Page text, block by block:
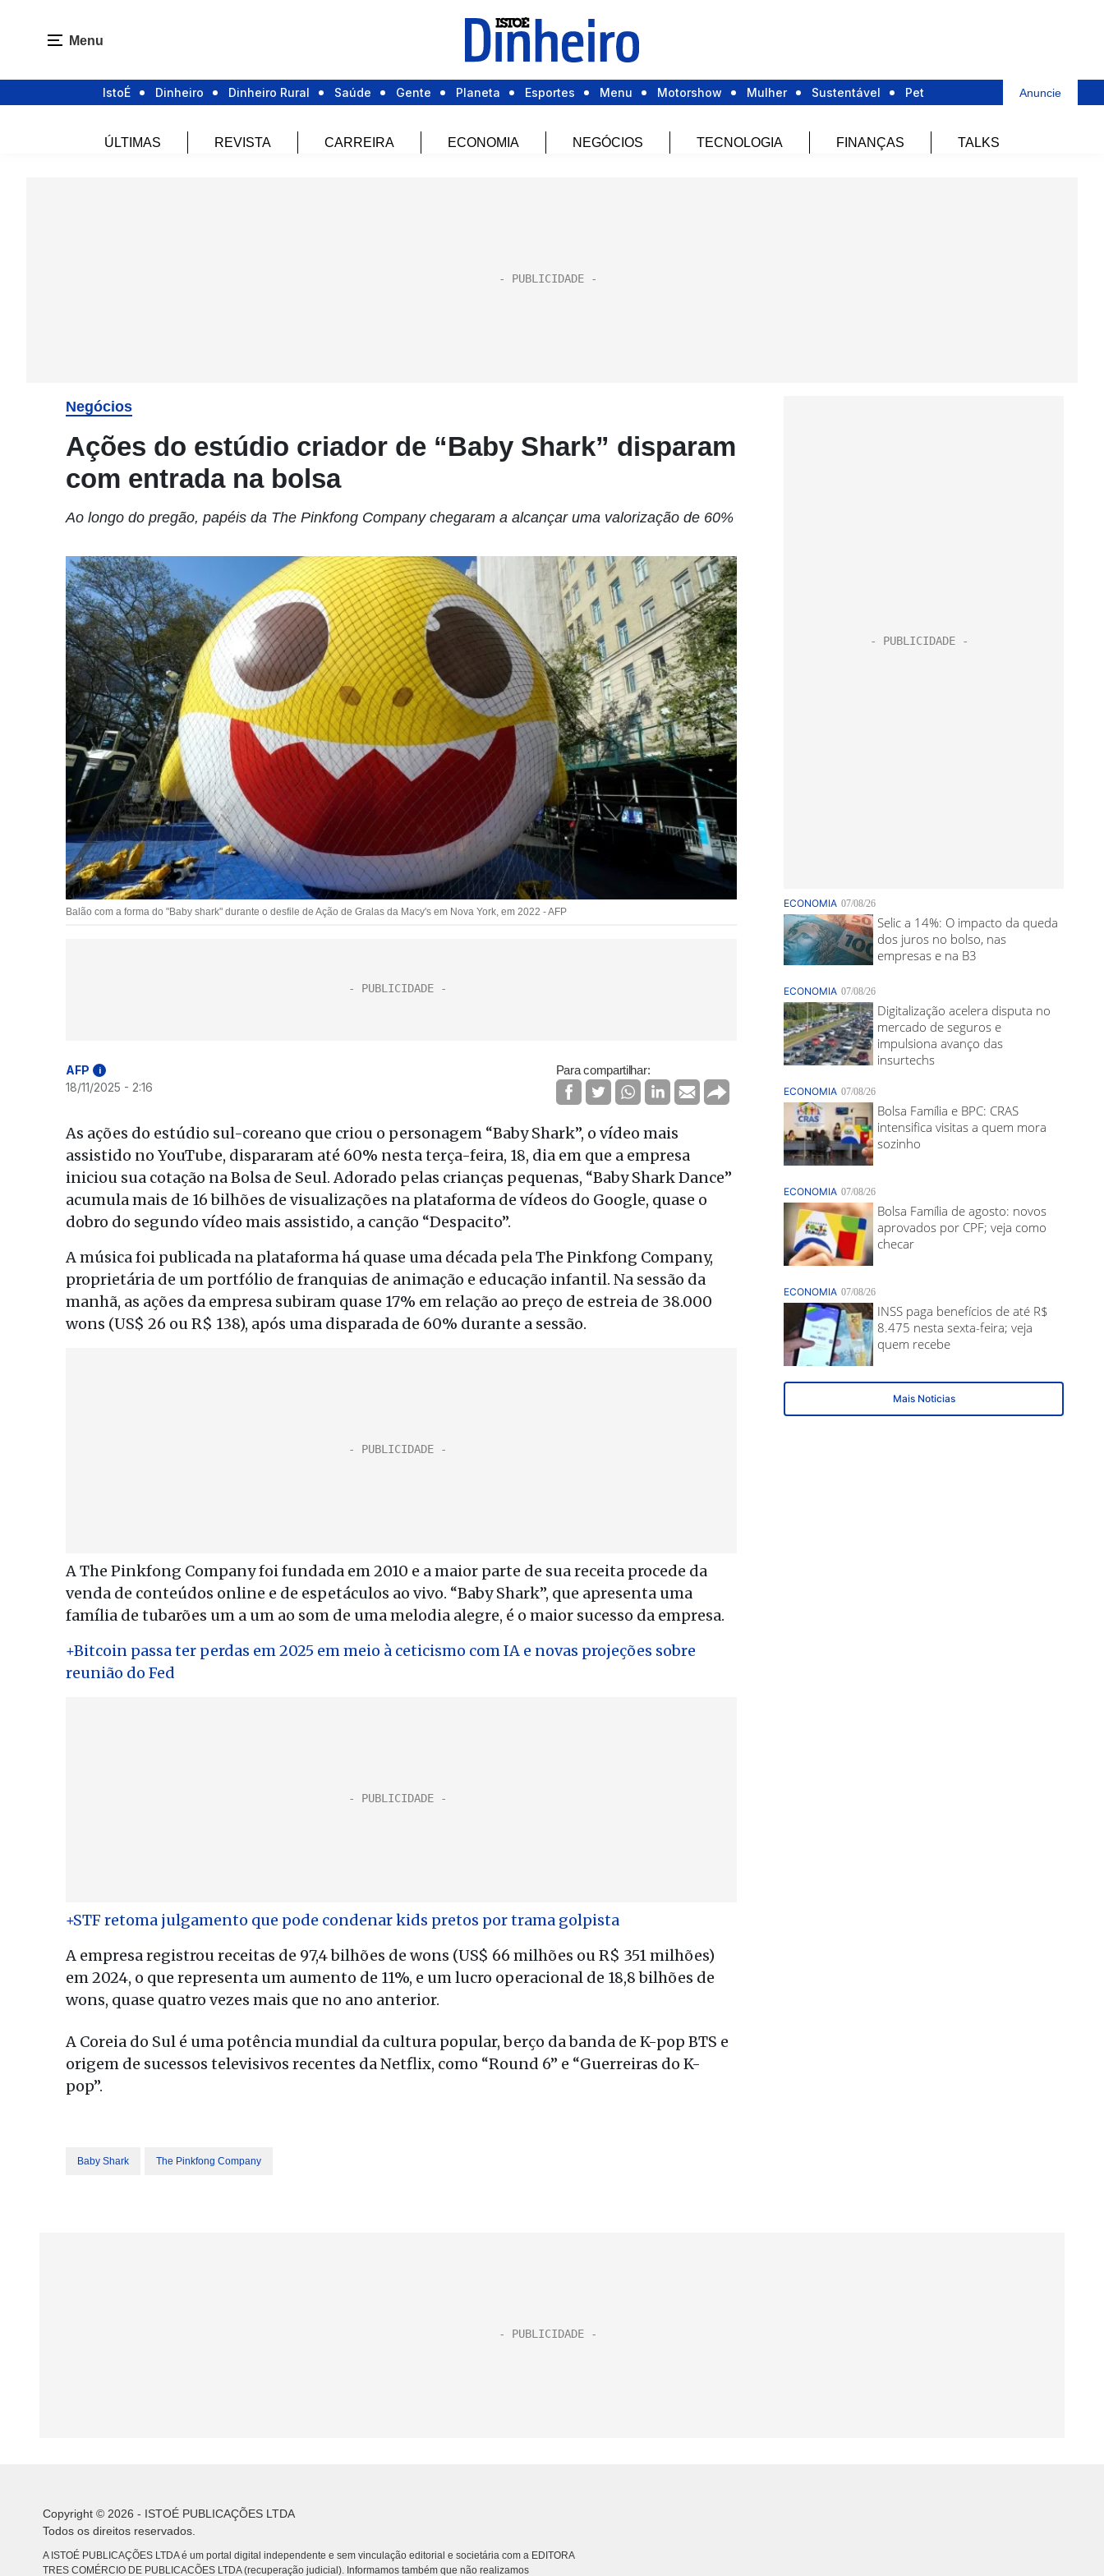
Menu
IstoÉ Dinheiro Dinheiro Rural Saúde Gente Planeta Esportes Menu Motorshow Mulher Sustentável Pet Anuncie
ÚLTIMAS REVISTA CARREIRA ECONOMIA NEGÓCIOS TECNOLOGIA FINANÇAS TALKS
Negócios
Ações do estúdio criador de “Baby Shark” disparam
com entrada na bolsa
Ao longo do pregão, papéis da The Pinkfong Company chegaram a alcançar uma valorização de 60%
Balão com a forma do "Baby shark" durante o desfile de Ação de Gralas da Macy's em Nova York, em 2022 - AFP
AFP i
18/11/2025 - 2:16
Para compartilhar:
As ações do estúdio sul-coreano que criou o personagem “Baby Shark”, o vídeo mais
assistido no YouTube, dispararam até 60% nesta terça-feira, 18, dia em que a empresa
iniciou sua cotação na Bolsa de Seul. Adorado pelas crianças pequenas, “Baby Shark Dance”
acumula mais de 16 bilhões de visualizações na plataforma de vídeos do Google, quase o
dobro do segundo vídeo mais assistido, a canção “Despacito”.
A música foi publicada na plataforma há quase uma década pela The Pinkfong Company,
proprietária de um portfólio de franquias de animação e educação infantil. Na sessão da
manhã, as ações da empresa subiram quase 17% em relação ao preço de estreia de 38.000
wons (US$ 26 ou R$ 138), após uma disparada de 60% durante a sessão.
A The Pinkfong Company foi fundada em 2010 e a maior parte de sua receita procede da
venda de conteúdos online e de espetáculos ao vivo. “Baby Shark”, que apresenta uma
família de tubarões um a um ao som de uma melodia alegre, é o maior sucesso da empresa.
+Bitcoin passa ter perdas em 2025 em meio à ceticismo com IA e novas projeções sobre
reunião do Fed
+STF retoma julgamento que pode condenar kids pretos por trama golpista
A empresa registrou receitas de 97,4 bilhões de wons (US$ 66 milhões ou R$ 351 milhões)
em 2024, o que representa um aumento de 11%, e um lucro operacional de 18,8 bilhões de
wons, quase quatro vezes mais que no ano anterior.
A Coreia do Sul é uma potência mundial da cultura popular, berço da banda de K-pop BTS e
origem de sucessos televisivos recentes da Netflix, como “Round 6” e “Guerreiras do K-
pop”.
Baby Shark The Pinkfong Company
Copyright © 2026 - ISTOÉ PUBLICAÇÕES LTDA
Todos os direitos reservados.
A ISTOÉ PUBLICAÇÕES LTDA é um portal digital independente e sem vinculação editorial e societária com a EDITORA
TRES COMÉRCIO DE PUBLICACÕES LTDA (recuperação judicial). Informamos também que não realizamos